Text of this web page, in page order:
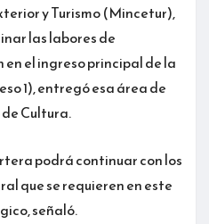
y Turismo (Mincetur),
las labores de
el ingreso principal de la
1), entregó esa área de
Cultura.
podrá continuar con los
que se requieren en este
señaló.